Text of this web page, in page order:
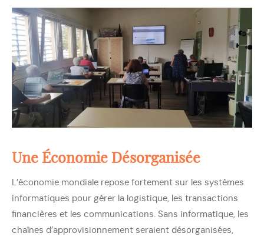
Une Économie Désorganisée
L’économie mondiale repose fortement sur les systèmes
informatiques pour gérer la logistique, les transactions
financières et les communications. Sans informatique, les
chaînes d’approvisionnement seraient désorganisées,